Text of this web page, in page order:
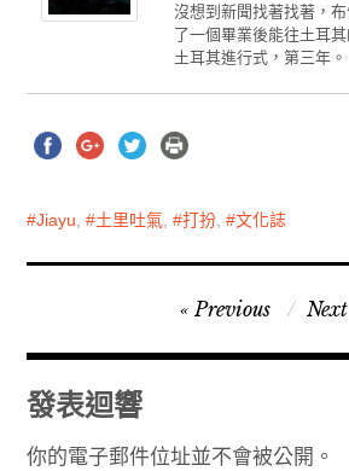
沒想到新聞找著找著，
了一個畢業後能往土耳其
土耳其進行式，第三年。
Jiayu, 土里吐氣, 打扮, 文化誌
章
導
覽
Previous Next
發表迴響
你的電子郵件位址並不會被公開。